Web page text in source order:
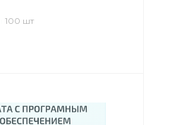
100 шт